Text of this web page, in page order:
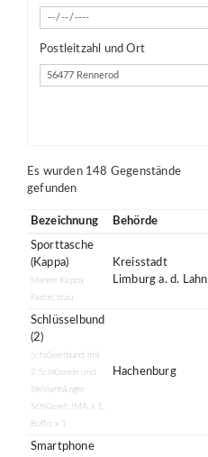
Postleitzahl und Ort
Es wurden 148 Gegenstände
gefunden
Bezeichnung Behörde
Sporttasche
(Kappa)
Marke: Kappa
Farbe: blau
Kreisstadt
Limburg a. d. Lahn
Schlüsselbund
(2)
Schlüsselbund mit
2 Schlüsseln und
Steinanhänger
Schlüssel: JMA x 1,
Buffo x 1
Hachenburg
Smartphone